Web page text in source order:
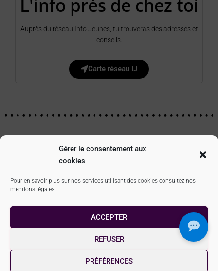
Gérer le consentement aux
cookies
Pour en savoir plus sur nos services utilisant des cookies consultez nos
mentions légales.
ACCEPTER
REFUSER
PRÉFÉRENCES
L'info près de chez toi
Auprès du réseau Info Jeunes, tu trouveras des adresses et
conseils.
Carte réseau IJ
Mise à jour : octobre 2025
EN ROUTE POUR LE MONDE